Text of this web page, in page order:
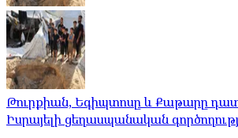
Թուրքիան, Եգիպտոսը և Քաթարը
Իսրայելի ցեղասպանական